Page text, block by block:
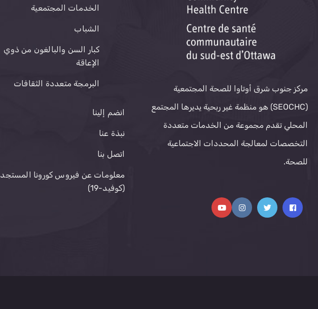
مركز جنوب شرق أوتاوا للصحة المجتمعية
(SEOCHC) هو منظمة غير ربحية يديرها المجتمع
المحلي تقدم مجموعة من الخدمات متعددة
التخصصات لمعالجة المحددات الاجتماعية
للصحة.
الخدمات المجتمعية
الشباب
كبار السن والبالغون من ذوي
الإعاقة
البرمجة متعددة الثقافات
انضم إلينا
نبذة عنا
اتصل بنا
معلومات عن فيروس كورونا المستجد
(كوفيد-19)